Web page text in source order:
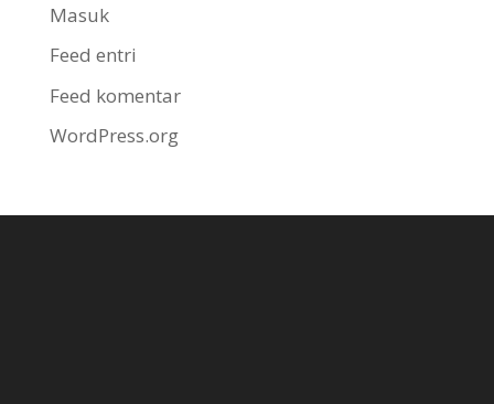
Masuk
Feed entri
Feed komentar
WordPress.org